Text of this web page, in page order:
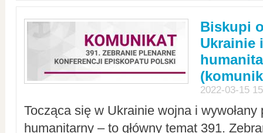
Biskupi
Ukrainie
2022-03-15
Tocząca się w Ukrainie wojna i
humanitarny – to główny temat 391.